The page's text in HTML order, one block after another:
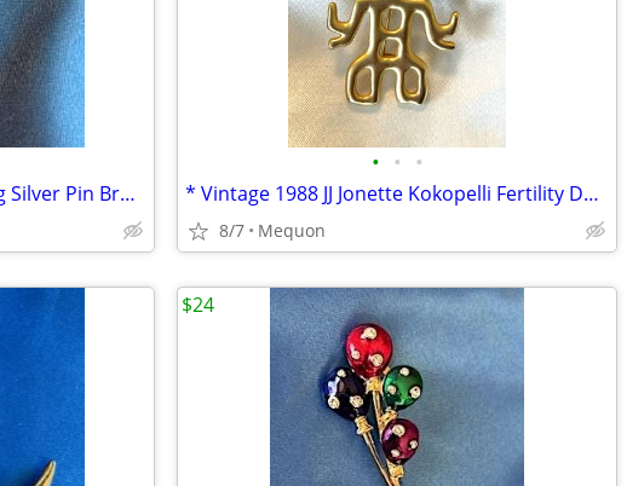
Wonderful Vintage 925 Sterling Silver Pin Brooch Woman in Hair Rollers
• • •
* Vintage 1988 JJ Jonette Kokopelli Fertility Deity Design Brooch Pin
8/7 Mequon
$24